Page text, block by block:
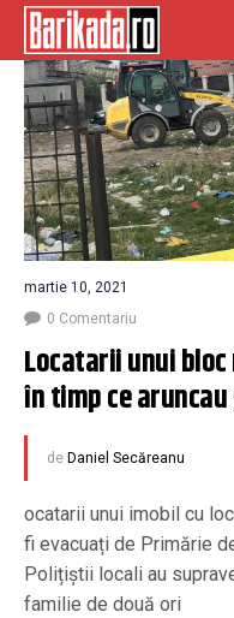
martie 10, 2021
0 Comentariu
Locatarii unui
în timp ce
de Daniel Secăreanu
ocatarii unui imobil cu
fi evacuați de Primărie
Polițiștii locali au
familie de două ori